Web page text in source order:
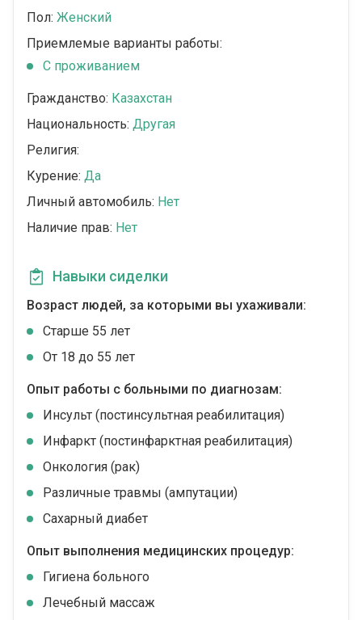
Пол: Женский
Приемлемые варианты работы:
C проживанием
Гражданство: Казахстан
Национальность: Другая
Религия:
Курение: Да
Личный автомобиль: Нет
Наличие прав: Нет
Навыки сиделки
Возраст людей, за которыми вы ухаживали:
Cтарше 55 лет
От 18 до 55 лет
Опыт работы с больными по диагнозам:
Инсульт (постинсультная реабилитация)
Инфаркт (постинфарктная реабилитация)
Онкология (рак)
Различные травмы (ампутации)
Сахарный диабет
Опыт выполнения медицинских процедур:
Гигиена больного
Лечебный массаж